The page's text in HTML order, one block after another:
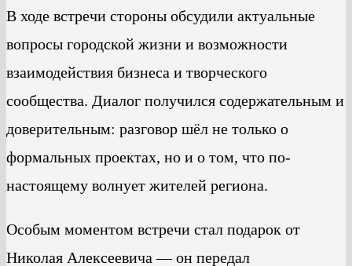
В ходе встречи стороны обсудили актуальные
вопросы городской жизни и возможности
взаимодействия бизнеса и творческого
сообщества. Диалог получился содержательным и
доверительным: разговор шёл не только о
формальных проектах, но и о том, что по-
настоящему волнует жителей региона.
Особым моментом встречи стал подарок от
Николая Алексеевича — он передал